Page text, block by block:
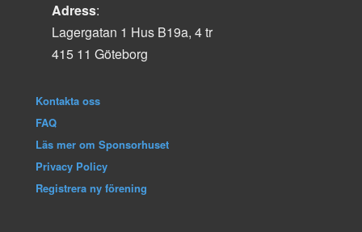
Adress:
Lagergatan 1 Hus B19a, 4 tr
415 11 Göteborg
Kontakta oss
FAQ
Läs mer om Sponsorhuset
Privacy Policy
Registrera ny förening